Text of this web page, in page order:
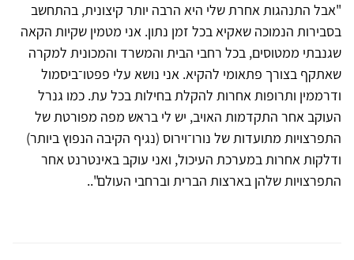
"אבל התנהגות אחרת שלי היא הרבה יותר קיצונית, בהתחשב
בסבירות הנמוכה שאקיא בכל זמן נתון. אני מטמין שקיות הקאה
שגנבתי ממטוסים, בכל רחבי הבית והמשרד והמכונית למקרה
שאתקף בצורך פתאומי להקיא. אני נושא עלי פפטו־ביסמול
ודרממין ותרופות אחרות להקלת בחילות בכל עת. כמו גנרל
העוקב אחר התקדמות האויב, יש לי בראש מפה מפורטת של
התפרצויות מתועדות של נורו־וירוס (נגיף הקיבה הנפוץ ביותר)
ודלקות אחרות במערכת העיכול, ואני עוקב באינטרנט אחר
התפרצויות שלהן בארצות הברית וברחבי העולם"..